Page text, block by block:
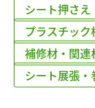
シート押さえ
プラスチック
補修材・関連
シート展張・